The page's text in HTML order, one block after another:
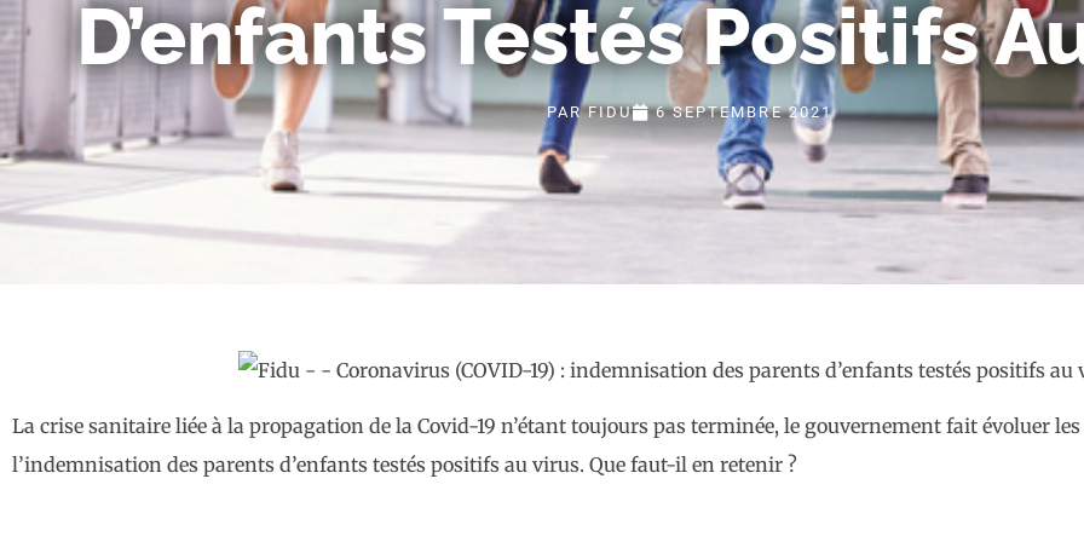
D’enfants Testés Positifs
PARFIDU 6 SEPTEMBRE 2021
La crise sanitaire liée à la propagation de la Covid-19 n’étant toujours pas terminée, le gouvernement fait évoluer
l’indemnisation des parents d’enfants testés positifs au virus. Que faut-il en retenir ?